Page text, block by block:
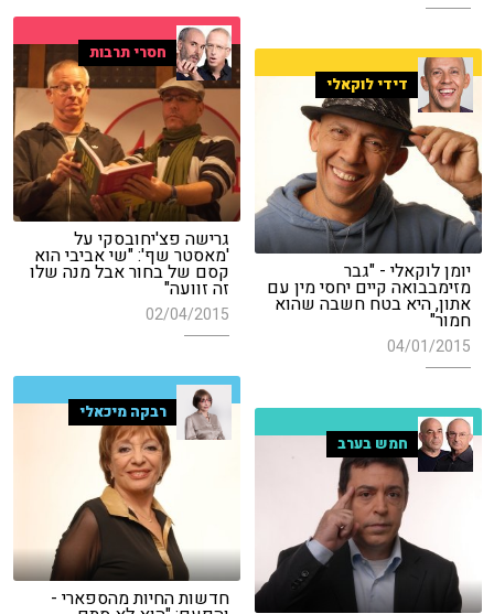
חסרי תרבות
גרישה פצ'יחובסקי על
'מאסטר שף': "שי אביבי הוא
קסם של בחור אבל מנה שלו
זה זוועה"
02/04/2015
דידי לוקאלי
יומן לוקאלי - "גבר
מזימבבואה קיים יחסי מין עם
אתון, היא בטח חשבה שהוא
חמור"
04/01/2015
רבקה מיכאלי
חדשות החיות מהספארי -
חמש בערב